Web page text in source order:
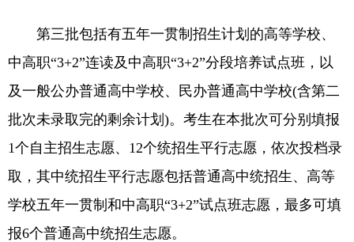
第三批包括有五年一贯制招生计划的高等学校、
中高职“3+2”连读及中高职“3+2”分段培养试点班，以
及一般公办普通高中学校、民办普通高中学校(含第二
批次未录取完的剩余计划)。考生在本批次可分别填报
1个自主招生志愿、12个统招生平行志愿，依次投档录
取，其中统招生平行志愿包括普通高中统招生、高等
学校五年一贯制和中高职“3+2”试点班志愿，最多可填
报6个普通高中统招生志愿。